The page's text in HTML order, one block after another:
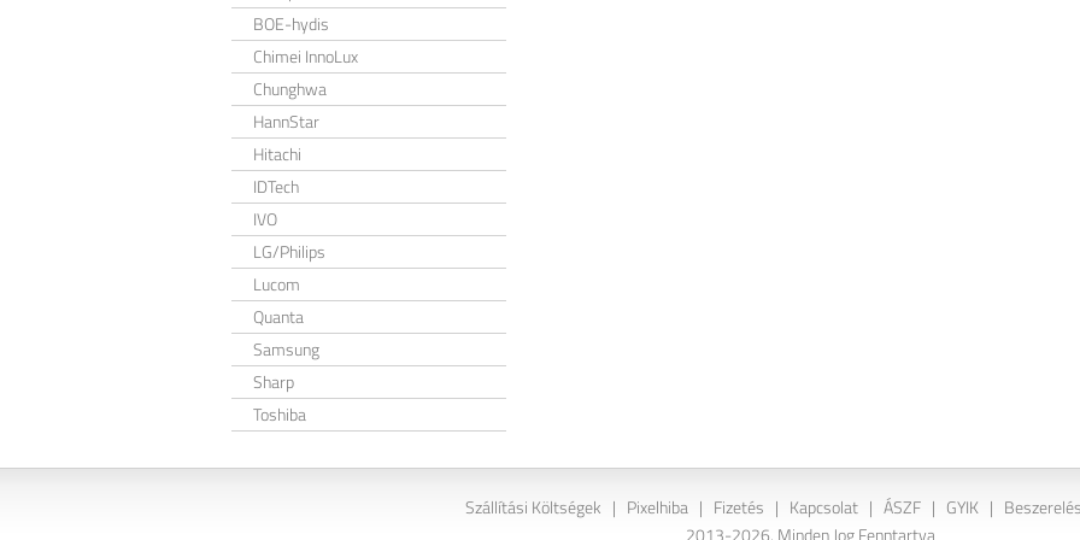
BOE-hydis
Chimei InnoLux
Chunghwa
HannStar
Hitachi
IDTech
IVO
LG/Philips
Lucom
Quanta
Samsung
Sharp
Toshiba
Szállítási Költségek | Pixelhiba | Fizetés | Kapcsolat | ÁSZF | GYIK |
2013-2026. Minden Jog Fenntartva